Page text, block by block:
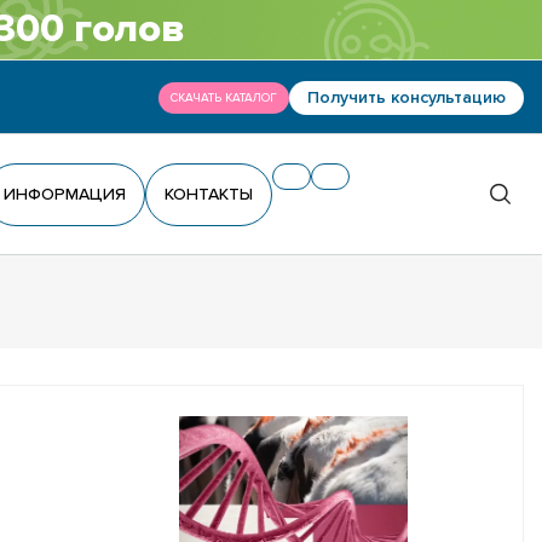
голов
СКАЧАТЬ КАТАЛОГ Получить консультацию
ИНФОРМАЦИЯ КОНТАКТЫ